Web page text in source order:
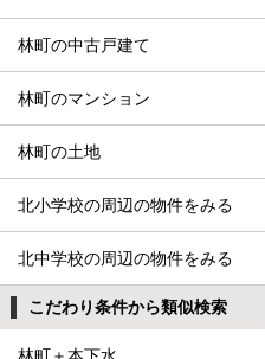
林町の中古戸建て
林町のマンション
林町の土地
北小学校の周辺の物件をみる
北中学校の周辺の物件をみる
こだわり条件から類似検索
林町＋本下水